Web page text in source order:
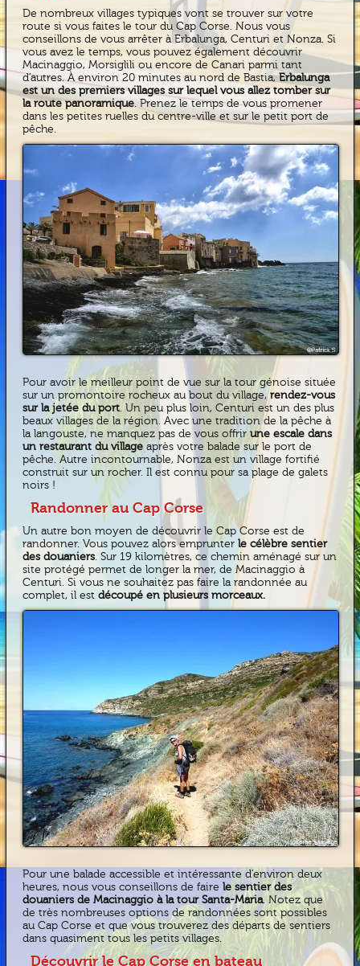
De nombreux villages typiques vont se trouver sur votre
route si vous faites le tour du Cap Corse. Nous vous
conseillons de vous arrêter à Erbalunga, Centuri et Nonza. Si
vous avez le temps, vous pouvez également découvrir
Macinaggio, Morsiglili ou encore de Canari parmi tant
d’autres. À environ 20 minutes au nord de Bastia,Erbalunga
est un des premiers villages sur lequel vous allez tomber sur
la route panoramique. Prenez le temps de vous promener
dans les petites ruelles du centre-ville et sur le petit port de
pêche.
Pour avoir le meilleur point de vue sur la tour génoise située
sur un promontoire rocheux au bout du village,rendez-vous
sur la jetée du port. Un peu plus loin, Centuri est un des plus
beaux villages de la région. Avec une tradition de la pêche à
la langouste, ne manquez pas de vous offrirune escale dans
un restaurant du village après votre balade sur le port de
pêche. Autre incontournable, Nonza est un village fortifié
construit sur un rocher. Il est connu pour sa plage de galets
noirs !
Randonner au Cap Corse
Un autre bon moyen de découvrir le Cap Corse est de
randonner. Vous pouvez alors emprunterle célèbre sentier
des douaniers. Sur 19 kilomètres, ce chemin aménagé sur un
site protégé permet de longer la mer, de Macinaggio à
Centuri. Si vous ne souhaitez pas faire la randonnée au
complet, il estdécoupé en plusieurs morceaux.
Pour une balade accessible et intéressante d’environ deux
heures, nous vous conseillons de fairele sentier des
douaniers de Macinaggio à la tour Santa-Maria. Notez que
de très nombreuses options de randonnées sont possibles
au Cap Corse et que vous trouverez des départs de sentiers
dans quasiment tous les petits villages.
Découvrir le Cap Corse en bateau